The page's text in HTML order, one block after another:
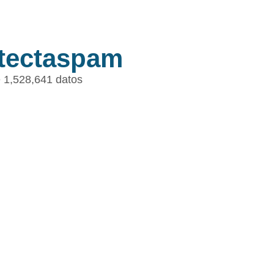
1,528,641 datos